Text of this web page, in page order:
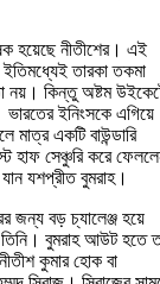
হয়েছে নীতীশের। এই
ইতিমধ্যেই তারকা তকমা
নয়। কিন্তু অষ্টম
ভারতের ইনিংসকে এগিয়ে
মাত্র একটি বাউন্ডারি
হাফ সেঞ্চুরি করে
যশপ্রীত বুমরাহ।
জন্য বড় চ্যালেঞ্জ হয়ে
তিনি। বুমরাহ আউট হতে
কুমার হোক বা